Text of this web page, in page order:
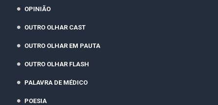
OPINIÃO
OUTRO OLHAR CAST
OUTRO OLHAR EM PAUTA
OUTRO OLHAR FLASH
PALAVRA DE MÉDICO
POESIA